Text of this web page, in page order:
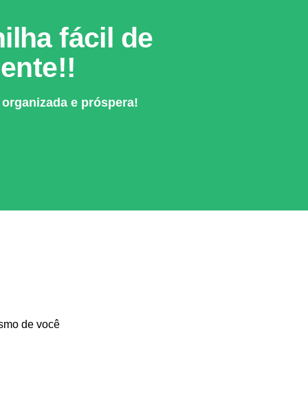
fácil de
e próspera!
de você